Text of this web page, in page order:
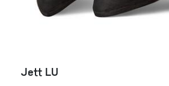
Jett LU